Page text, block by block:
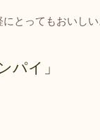
とってもおいし
パイ」